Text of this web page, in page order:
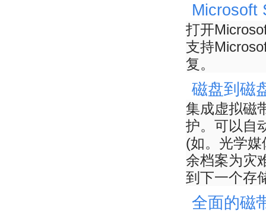
Microsoft
打开
支持
复。
磁盘到磁
集成虚拟磁
护。可以自
(如。光学
余档案为灾
到下一个存
全面的磁